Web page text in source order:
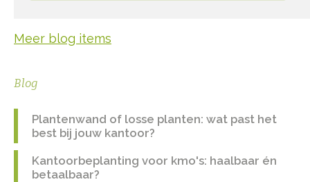
Meer blog items
Blog
Plantenwand of losse planten: wat past het
best bij jouw kantoor?
Kantoorbeplanting voor kmo's: haalbaar én
betaalbaar?